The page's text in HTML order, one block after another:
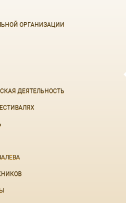
ОРГАНИЗАЦИИ
ДЕЯТЕЛЬНОСТЬ